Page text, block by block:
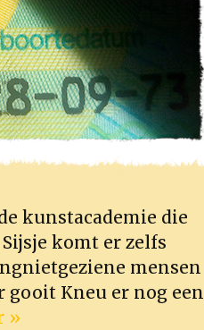
kunstacademie die
komt er zelfs
mensen
Kneu er nog een
»